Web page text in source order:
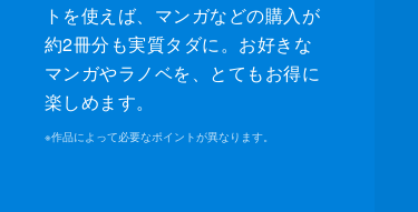
トを使えば、マンガなどの購入が
約2冊分も実質タダに。お好きな
マンガやラノベを、とてもお得に
楽しめます。
※作品によって必要なポイントが異なります。